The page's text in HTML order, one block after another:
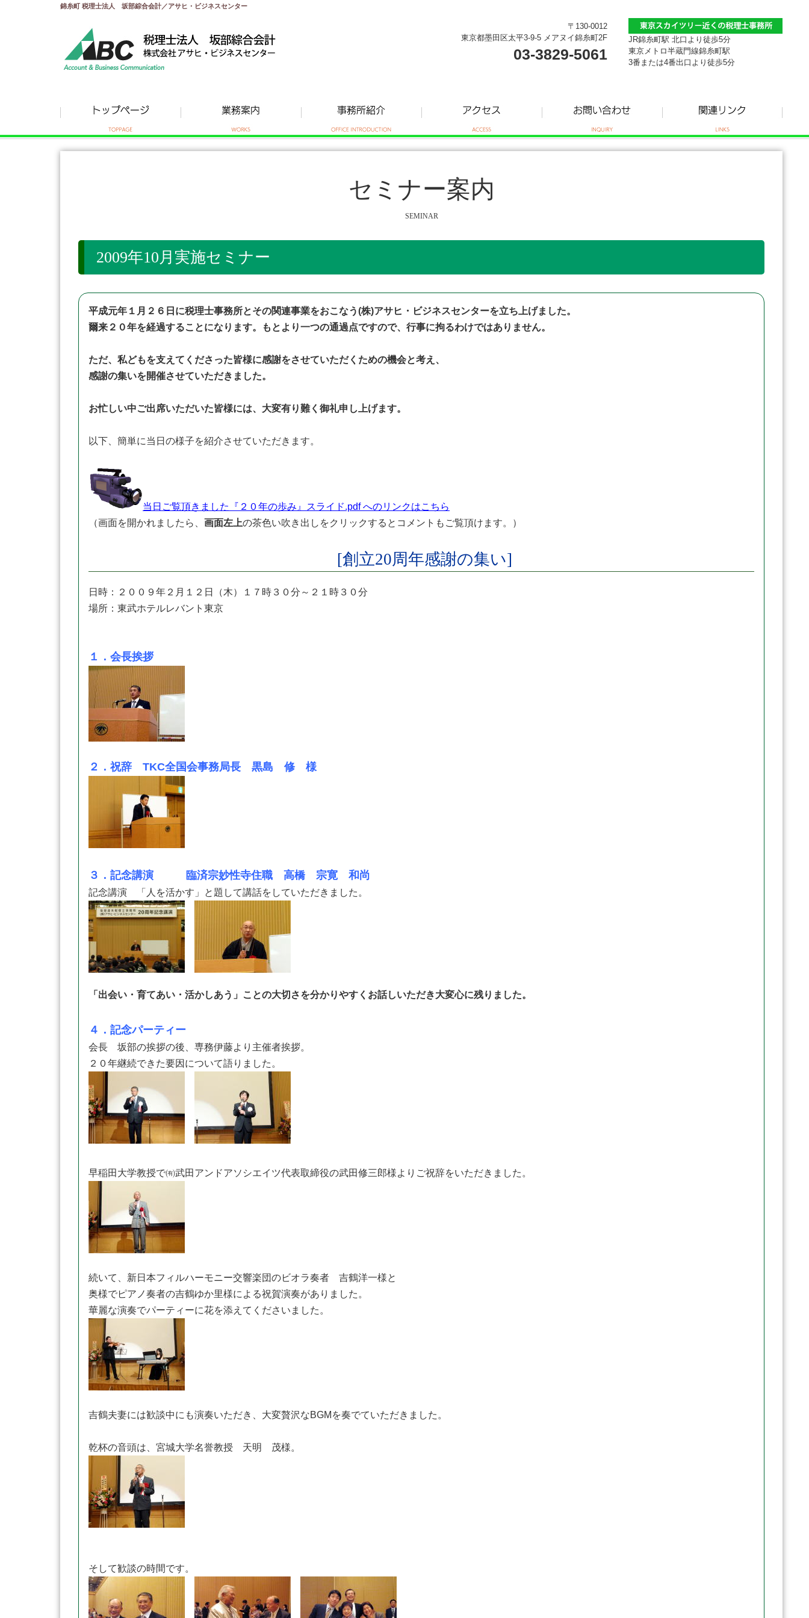
錦糸町 税理士法人 坂部綜合会計／アサヒ・ビジネスセンター
〒130-0012
東京都墨田区太平3-9-5 メアヌイ錦糸町2F
03-3829-5061
JR錦糸町駅 北口より徒歩5分
東京メトロ半蔵門線錦糸町駅
3番または4番出口より徒歩5分
セミナー案内
SEMINAR
2009年10月実施セミナー
平成元年１月２６日に税理士事務所とその関連事業をおこなう(株)アサヒ・ビジネスセンターを立ち上げました。
爾来２０年を経過することになります。もとより一つの通過点ですので、行事に拘るわけではありません。
ただ、私どもを支えてくださった皆様に感謝をさせていただくための機会と考え、
感謝の集いを開催させていただきました。
お忙しい中ご出席いただいた皆様には、大変有り難く御礼申し上げます。
以下、簡単に当日の様子を紹介させていただきます。
当日ご覧頂きました『２０年の歩み』スライド.pdf へのリンクはこちら
（画面を開かれましたら、 画面左上の茶色い吹き出しをクリックするとコメントもご覧頂けます。）
[創立20周年感謝の集い]
日時：２００９年２月１２日（木）１７時３０分～２１時３０分
場所：東武ホテルレバント東京
１．会長挨拶
２．祝辞 TKC全国会事務局長 黒島 修 様
３．記念講演 臨済宗妙性寺住職 高橋 宗寛 和尚
記念講演 「人を活かす」と題して講話をしていただきました。
「出会い・育てあい・活かしあう」ことの大切さを分かりやすくお話しいただき大変心に残りました。
４．記念パーティー
会長 坂部の挨拶の後、専務伊藤より主催者挨拶。
２０年継続できた要因について語りました。
早稲田大学教授で㈲武田アンドアソシエイツ代表取締役の武田修三郎様よりご祝辞をいただきました。
続いて、新日本フィルハーモニー交響楽団のビオラ奏者 吉鶴洋一様と
奥様でピアノ奏者の吉鶴ゆか里様による祝賀演奏がありました。
華麗な演奏でパーティーに花を添えてくださいました。
吉鶴夫妻には歓談中にも演奏いただき、大変贅沢なBGMを奏でていただきました。
乾杯の音頭は、宮城大学名誉教授 天明 茂様。
そして歓談の時間です。